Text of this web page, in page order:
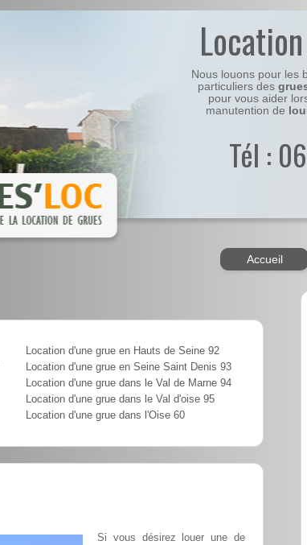
Nous louons pour les
particuliers des
pour vous aider
manutention de
Tél :
Accueil
Location d'une grue en Hauts de Seine 92
Location d'une grue en Seine Saint Denis 93
Location d'une grue dans le Val de Marne 94
Location d'une grue dans le Val d'oise 95
Location d'une grue dans l'Oise 60
Si vous désirez louer une de